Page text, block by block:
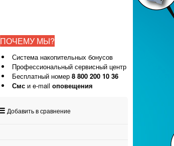
ПОЧЕМУ МЫ?
Система накопительных бонусов
Профессиональный сервисный центр
Бесплатный номер 8 800 200 10 36
Смс и e-mail оповещения
Добавить в сравнение